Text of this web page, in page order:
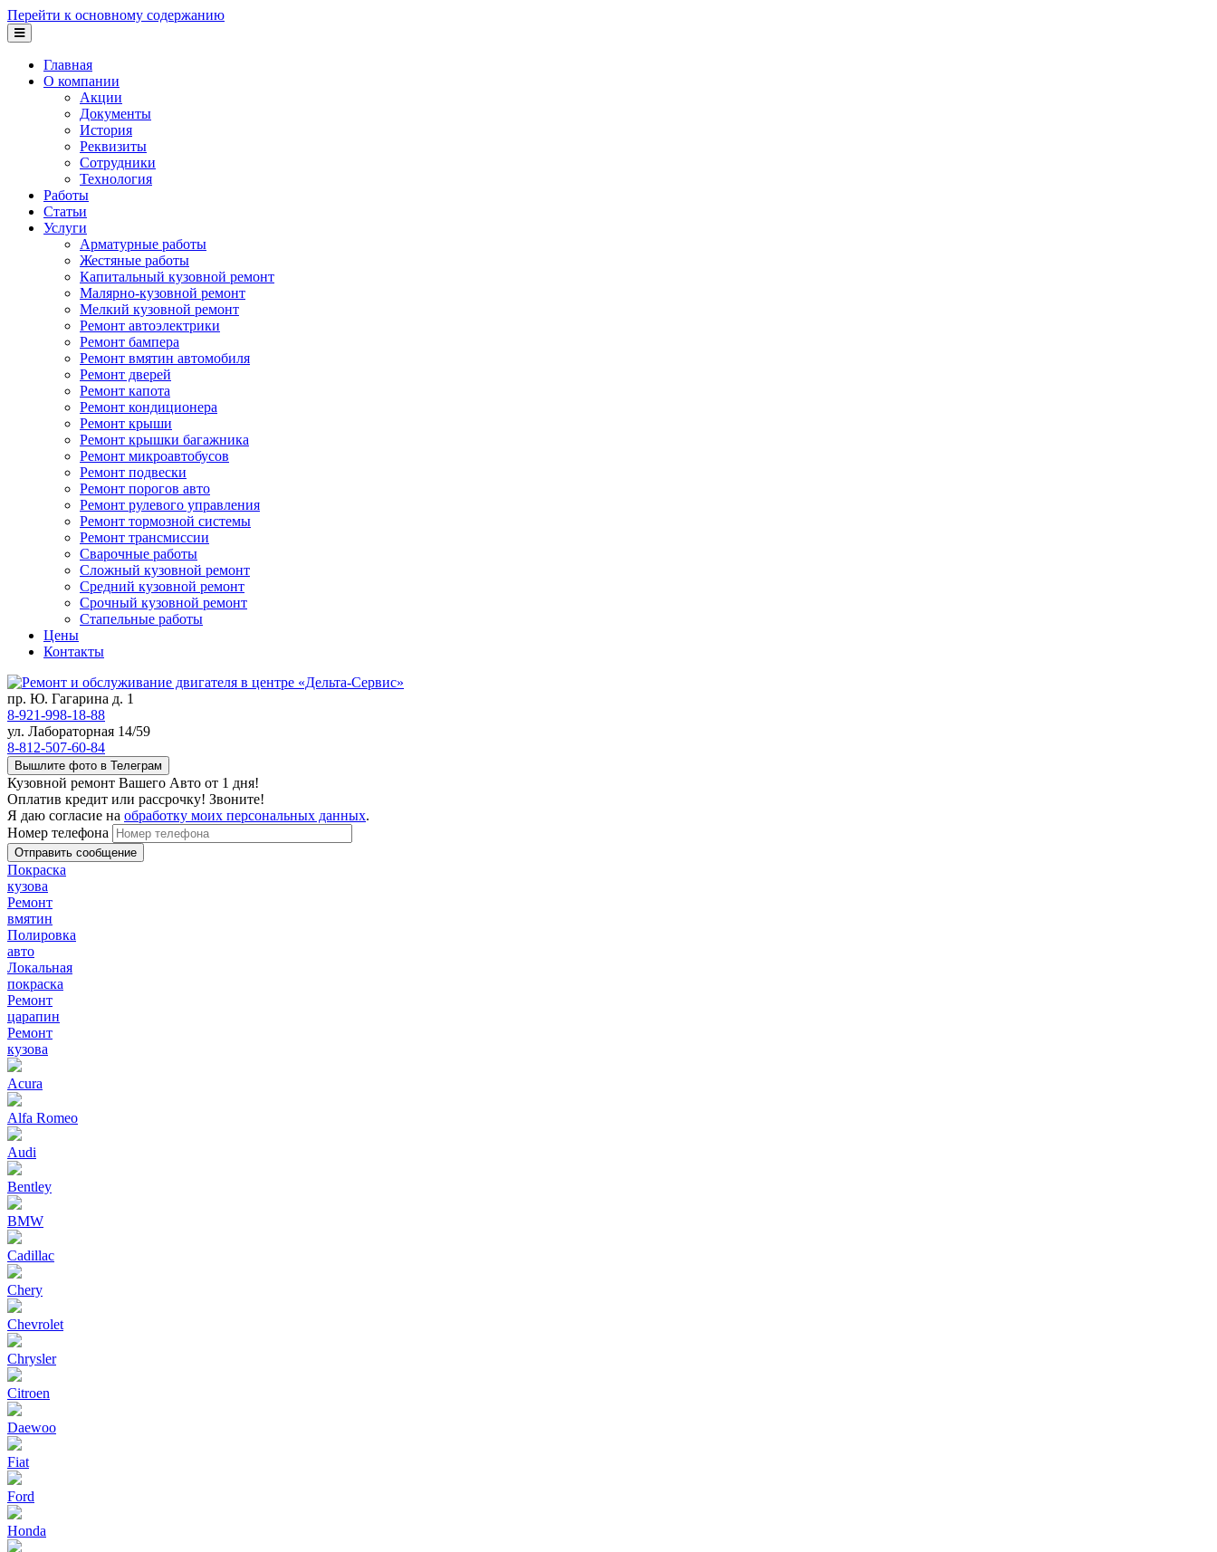
Перейти к основному содержанию
Главная
О компании
Акции
Документы
История
Реквизиты
Сотрудники
Технология
Работы
Статьи
Услуги
Арматурные работы
Жестяные работы
Капитальный кузовной ремонт
Малярно-кузовной ремонт
Мелкий кузовной ремонт
Ремонт автоэлектрики
Ремонт бампера
Ремонт вмятин автомобиля
Ремонт дверей
Ремонт капота
Ремонт кондиционера
Ремонт крыши
Ремонт крышки багажника
Ремонт микроавтобусов
Ремонт подвески
Ремонт порогов авто
Ремонт рулевого управления
Ремонт тормозной системы
Ремонт трансмиссии
Сварочные работы
Сложный кузовной ремонт
Средний кузовной ремонт
Срочный кузовной ремонт
Стапельные работы
Цены
Контакты
пр. Ю. Гагарина д. 1
8-921-998-18-88
ул. Лабораторная 14/59
8-812-507-60-84
Вышлите фото в Телеграм
Кузовной ремонт Вашего Авто от 1 дня!
Оплатив кредит или рассрочку! Звоните!
Я даю согласие на обработку моих персональных данных.
Номер телефона
Покраска
кузова
Ремонт
вмятин
Полировка
авто
Локальная
покраска
Ремонт
царапин
Ремонт
кузова
Acura
Alfa Romeo
Audi
Bentley
BMW
Cadillac
Chery
Chevrolet
Chrysler
Citroen
Daewoo
Fiat
Ford
Honda